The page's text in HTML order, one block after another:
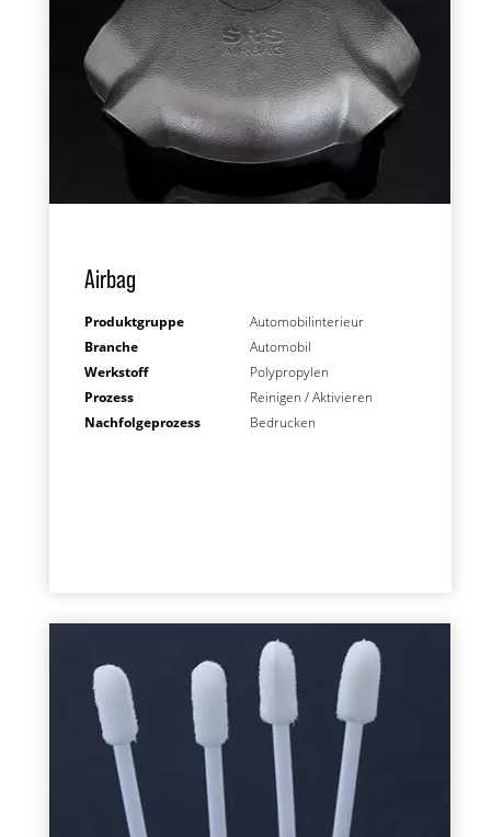
Airbag
Produktgruppe
Automobilinterieur
Branche
Automobil
Werkstoff
Polypropylen
Prozess
Reinigen / Aktivieren
Nachfolgeprozess
Bedrucken